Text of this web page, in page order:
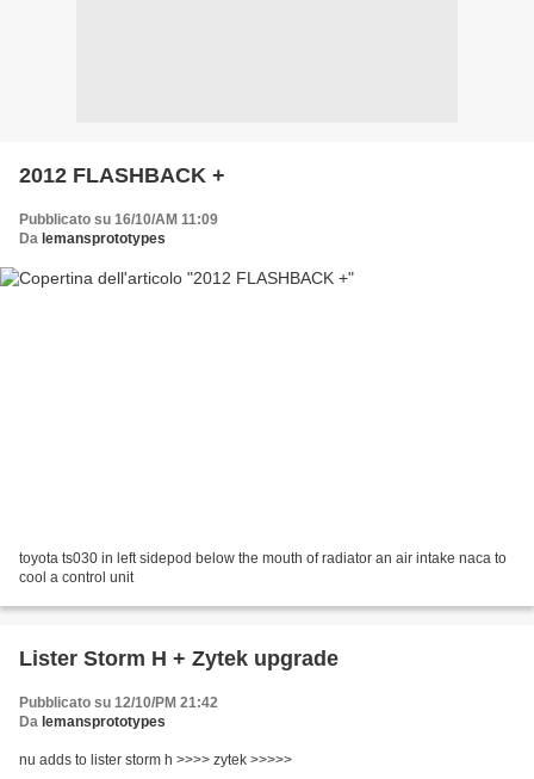
2012 FLASHBACK +
Pubblicato su 16/10/AM 11:09
Da lemansprototypes
toyota ts030 in left sidepod below the mouth of radiator an air intake naca to
cool a control unit
Lister Storm H + Zytek upgrade
Pubblicato su 12/10/PM 21:42
Da lemansprototypes
nu adds to lister storm h >>>> zytek >>>>>